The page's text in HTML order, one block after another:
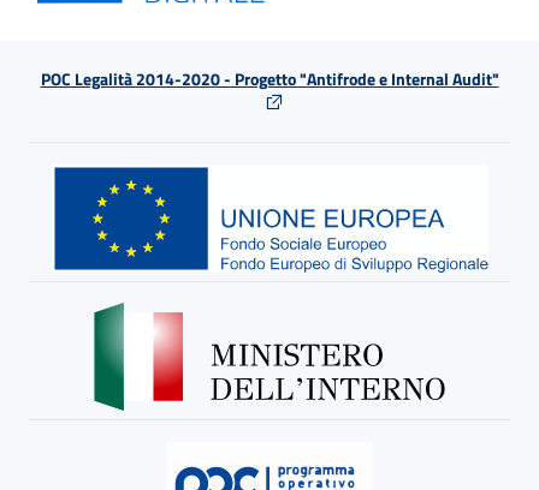
POC Legalità 2014-2020 - Progetto "Antifrode e Internal Audit"